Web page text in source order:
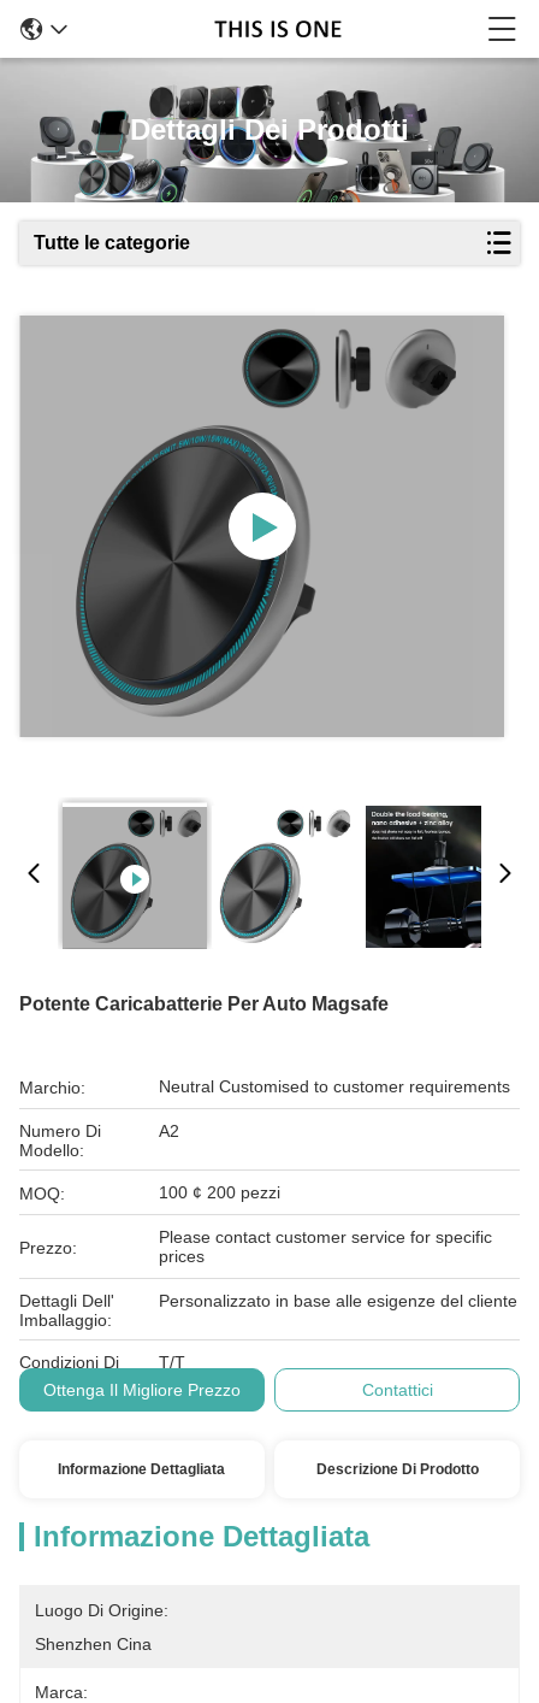
Dettagli Dei Prodotti
Tutte le categorie
Potente Caricabatterie Per Auto Magsafe
Marchio: Neutral Customised to customer requirements
Numero Di
Modello:
A2
MOQ: 100 ¢ 200 pezzi
Prezzo:
Please contact customer service for specific
prices
Dettagli Dell'
Imballaggio:
Personalizzato in base alle esigenze del cliente
Condizioni Di
Pagamento:
T/T
Ottenga Il Migliore Prezzo
Contattici
Informazione Dettagliata Descrizione Di Prodotto
Informazione Dettagliata
Luogo Di Origine:
Shenzhen Cina
Marca: